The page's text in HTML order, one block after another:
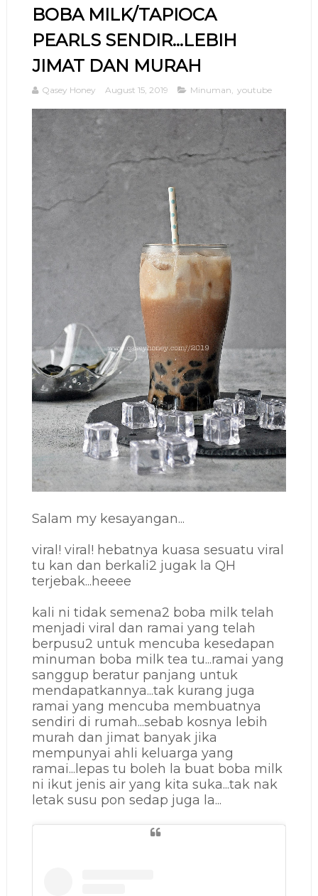
BOBA MILK/TAPIOCA
PEARLS SENDIR...LEBIH
JIMAT DAN MURAH
Qasey Honey August 15, 2019 Minuman youtube
Salam my kesayangan...
viral! viral! hebatnya kuasa sesuatu viral
tu kan dan berkali2 jugak la QH
terjebak...heeee
kali ni tidak semena2 boba milk telah
menjadi viral dan ramai yang telah
berpusu2 untuk mencuba kesedapan
minuman boba milk tea tu...ramai yang
sanggup beratur panjang untuk
mendapatkannya...tak kurang juga
ramai yang mencuba membuatnya
sendiri di rumah...sebab kosnya lebih
murah dan jimat banyak jika
mempunyai ahli keluarga yang
ramai...lepas tu boleh la buat boba milk
ni ikut jenis air yang kita suka...tak nak
letak susu pon sedap juga la...